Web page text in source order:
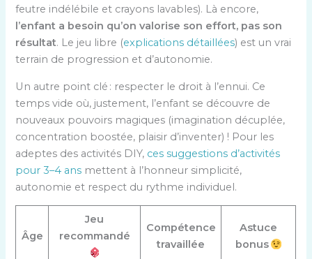
feutre indélébile et crayons lavables). Là encore,
l’enfant a besoin qu’on valorise son effort, pas son
résultat. Le jeu libre (explications détaillées) est un vrai
terrain de progression et d’autonomie.
Un autre point clé : respecter le droit à l’ennui. Ce
temps vide où, justement, l’enfant se découvre de
nouveaux pouvoirs magiques (imagination décuplée,
concentration boostée, plaisir d’inventer) ! Pour les
adeptes des activités DIY, ces suggestions d’activités
pour 3–4 ans mettent à l’honneur simplicité,
autonomie et respect du rythme individuel.
Âge
Jeu
recommandé
Compétence
travaillée
Astuce
bonus